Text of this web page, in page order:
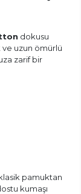
dokusu
ve uzun ömürlü
zarif bir
pamuktan
kumaşı